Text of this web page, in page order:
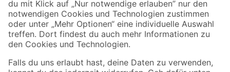
Jetzt die toom-App herunterladen